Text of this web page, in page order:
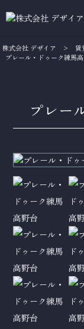
株式会社 デザイア > 賃
プレール・ドゥーク練馬
プレー